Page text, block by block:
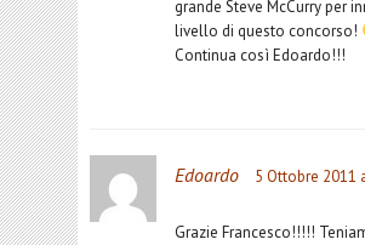
grande Steve McCurry per
livello di questo concorso!
Continua così Edoardo!!!
Edoardo 5 Ottobre 2011
Grazie Francesco!!!!!